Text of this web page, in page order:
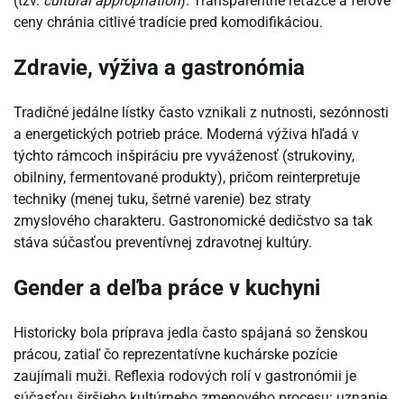
ceny chránia citlivé tradície pred komodifikáciou.
Zdravie, výživa a gastronómia
Tradičné jedálne lístky často vznikali z nutnosti, sezónnosti
a energetických potrieb práce. Moderná výživa hľadá v
týchto rámcoch inšpiráciu pre vyváženosť (strukoviny,
obilniny, fermentované produkty), pričom reinterpretuje
techniky (menej tuku, šetrné varenie) bez straty
zmyslového charakteru. Gastronomické dedičstvo sa tak
stáva súčasťou preventívnej zdravotnej kultúry.
Gender a deľba práce v kuchyni
Historicky bola príprava jedla často spájaná so ženskou
prácou, zatiaľ čo reprezentatívne kuchárske pozície
zaujímali muži. Reflexia rodových rolí v gastronómii je